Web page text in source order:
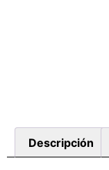
Descripción